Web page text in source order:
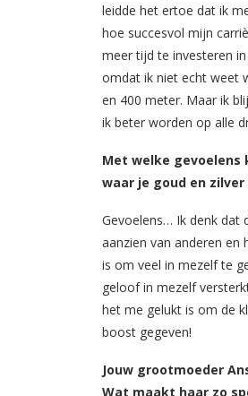
leidde het ertoe dat ik
hoe succesvol mijn
meer tijd te investeren
omdat ik niet echt weet
en 400 meter. Maar ik
ik beter worden op alle
Met welke gevoelens
waar je goud en zilver
Gevoelens… Ik denk dat
aanzien van anderen
is om veel in mezelf te
geloof in mezelf
het me gelukt is om de
boost gegeven!
Jouw grootmoeder
Wat maakt haar zo